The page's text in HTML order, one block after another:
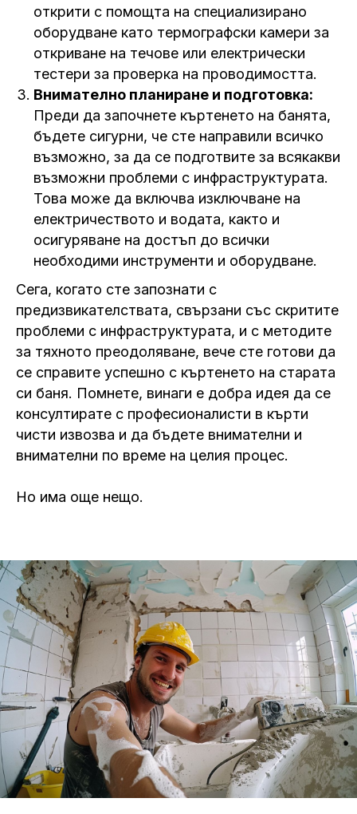
открити с помощта на специализирано
оборудване като термографски камери за
откриване на течове или електрически
тестери за проверка на проводимостта.
Внимателно планиране и подготовка:
Преди да започнете къртенето на банята,
бъдете сигурни, че сте направили всичко
възможно, за да се подготвите за всякакви
възможни проблеми с инфраструктурата.
Това може да включва изключване на
електричеството и водата, както и
осигуряване на достъп до всички
необходими инструменти и оборудване.
Сега, когато сте запознати с
предизвикателствата, свързани със скритите
проблеми с инфраструктурата, и с методите
за тяхното преодоляване, вече сте готови да
се справите успешно с къртенето на старата
си баня. Помнете, винаги е добра идея да се
консултирате с професионалисти в кърти
чисти извозва и да бъдете внимателни и
внимателни по време на целия процес.
Но има още нещо.